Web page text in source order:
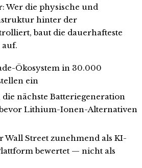
Wer die physische und
hinter der
baut die dauerhafteste
auf.
Ökosystem in 30.000
ein
nächste Batteriegeneration
Lithium-Ionen-Alternativen
Wall Street zunehmend als KI-
bewertet — nicht als